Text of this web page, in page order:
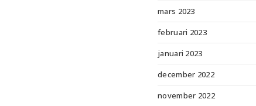
mars 2023
februari 2023
januari 2023
december 2022
november 2022